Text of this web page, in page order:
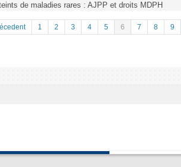
de maladies rares : AJPP et droits MDPH
1 2 3 4 5 6 7 8 9